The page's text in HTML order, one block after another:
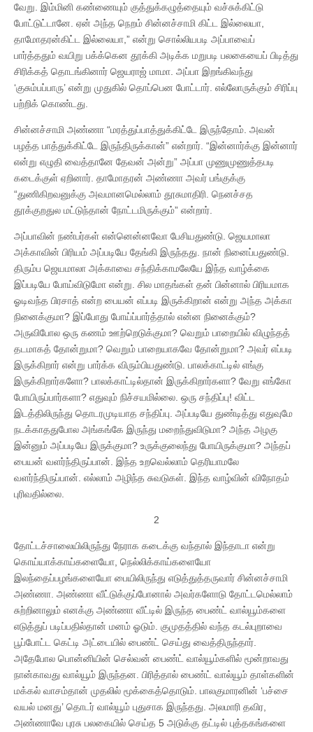
வேறு. இம்மினி கண்ணையும் குத்துக்கழுத்தையும் வச்சுக்கிட்டு
போட்டுட்டானே. ஏன் அந்த நெறம் சின்னச்சாமி கிட்ட இல்லையா,
தாமோதரன்கிட்ட இல்லையா,” என்று சொல்லியபடி அப்பாவைப்
பார்த்ததும் வயிறு பக்க்கென தூக்கி அடிக்க மறுபடி பலகையைப் பிடித்து
சிரிக்கத் தொடங்கினார் ஜெயராஜ் மாமா. அப்பா இறங்கிவந்து
‘குசும்பப்பாரு’ என்று முதுகில் தொப்பென போட்டார். எல்லோருக்கும் சிரிப்பு
பற்றிக் கொண்டது.
சின்னச்சாமி அண்ணா “மரத்துப்பாத்துக்கிட்டே இருந்தோம். அவன்
பழத்த பாத்துக்கிட்டே இருந்திருக்கான்” என்றார். “இன்னார்க்கு இன்னார்
என்று எழுதி வைத்தானே தேவன் அன்று” அப்பா முணுமுணுத்தபடி
கடைக்குள் ஏறினார். தாமோதரன் அண்ணா அவர் பங்குக்கு
“துணிகிறவனுக்கு அவமானமெல்லாம் தூசுமாதிரி. நெனச்சத
தூக்குறதுல மட்டுந்தான் நோட்டமிருக்கும்” என்றார்.
அப்பாவின் நண்பர்கள் என்னென்னவோ பேசியதுண்டு. ஜெயமாலா
அக்காவின் பிரியம் அப்படியே தேங்கி இருந்தது. நான் நினைப்பதுண்டு.
திரும்ப ஜெயமாலா அக்காவை சந்திக்காமலேயே இந்த வாழ்க்கை
இப்படியே போய்விடுமோ என்று. சில மாதங்கள் தன் பின்னால் பிரியமாக
ஓடிவந்த பிரசாத் என்ற பையன் எப்படி இருக்கிறான் என்று அந்த அக்கா
நினைக்குமா? இப்போது போய்ப்பார்த்தால் என்ன நினைக்கும்?
அருவிபோல ஒரு கணம் ஊற்றெடுக்குமா? வெறும் பாறையில் விழுந்தத்
தடமாகத் தோன்றுமா? வெறும் பாறையாகவே தோன்றுமா? அவர் எப்படி
இருக்கிறார் என்று பார்க்க விரும்பியதுண்டு. பாலக்காட்டில் எங்கு
இருக்கிறார்களோ? பாலக்காட்டில்தான் இருக்கிறார்களா? வேறு எங்கோ
போயிருப்பார்களா? எதுவும் நிச்சயமில்லை. ஒரு சந்திப்பு! விட்ட
இடத்திலிருந்து தொடரமுடியாத சந்திப்பு. அப்படியே துண்டித்து எதுவுமே
நடக்காததுபோல அங்கங்கே இருந்து மறைந்துவிடுமா? அந்த அழகு
இன்னும் அப்படியே இருக்குமா? உருக்குலைந்து போயிருக்குமா? அந்தப்
பையன் வளர்ந்திருப்பான். இந்த உறவெல்லாம் தெரியாமலே
வளர்ந்திருப்பான். எல்லாம் அழிந்த சுவடுகள். இந்த வாழ்வின் விநோதம்
புரிவதில்லை.
2
தோட்டச்சாலையிலிருந்து நேராக கடைக்கு வந்தால் இந்தாடா என்று
கொய்யாக்காய்களையோ, நெல்லிக்காய்களையோ
இலந்தைப்பழங்களையோ பையிலிருந்து எடுத்துத்தருவார் சின்னச்சாமி
அண்ணா. அண்ணா வீட்டுக்குப்போனால் அவர்களோடு தோட்டமெல்லாம்
சுற்றினாலும் எனக்கு அண்ணா வீட்டில் இருந்த பைண்ட் வால்யூம்களை
எடுத்துப் படிப்பதில்தான் மனம் ஓடும். குமுதத்தில் வந்த கடல்புறாவை
பூப்போட்ட கெட்டி அட்டையில் பைண்ட் செய்து வைத்திருந்தார்.
அதேபோல பொன்னியின் செல்வன் பைண்ட் வால்யூம்களில் மூன்றாவது
நான்காவது வால்யூம் இருந்தன. பிரித்தால் பைண்ட் வால்யூம் தாள்களின்
மக்கல் வாசம்தான் முதலில் மூக்கைத்தொடும். பாலகுமாரனின் ‘பச்சை
வயல் மனது’ தொடர் வால்யூம் புதுசாக இருந்தது. அலமாரி தவிர,
அண்ணாவே புரசு பலகையில் செய்த 5 அடுக்கு தட்டில் புத்தகங்களை